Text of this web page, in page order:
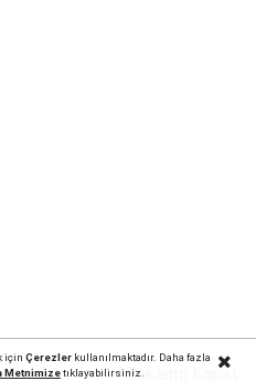
için Çerezlerkullanılmaktadır. Daha fazla
Metnimizetıklayabilirsiniz.Reklamı Kapat